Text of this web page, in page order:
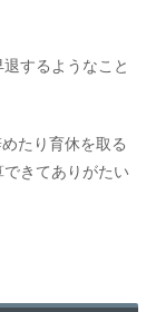
するようなこと
たり育休を取る
きてありがたい